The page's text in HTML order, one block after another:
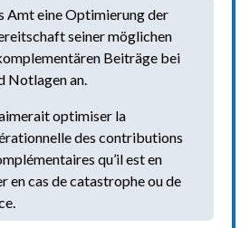
Amt eine Optimierung der
seiner möglichen
Beiträge bei
Notlagen an.
optimiser la
des contributions
qu’il est en
en cas de catastrophe ou de